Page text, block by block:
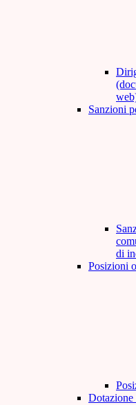
Sanzioni
di
Posizioni
Dotazione